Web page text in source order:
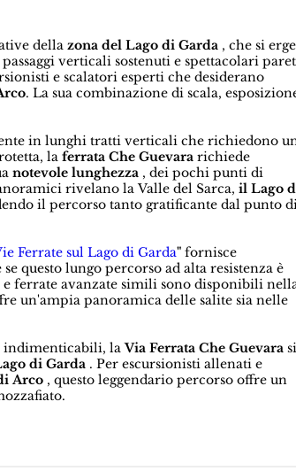
dellazona del Lago di Garda , che si erge
verticali sostenuti e spettacolari
e scalatori esperti che desiderano
. La sua combinazione di scala,
in lunghi tratti verticali che richiedono
laferrata Che Guevara richiede
notevole lunghezza , dei pochi punti di
rivelano la Valle del Sarca,il Lago
il percorso tanto gratificante dal punto
Ferrate sul Lago di Garda" fornisce
questo lungo percorso ad alta resistenza è
ferrate avanzate simili sono disponibili
un'ampia panoramica delle salite sia nelle
indimenticabili, laVia Ferrata Che Guevara si
di Garda . Per escursionisti allenati e
Arco , questo leggendario percorso offre un